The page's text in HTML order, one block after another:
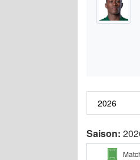
Saison: